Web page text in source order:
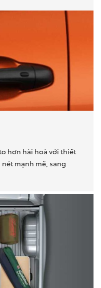
hơn hài hoà với thiết
mạnh mẽ, sang